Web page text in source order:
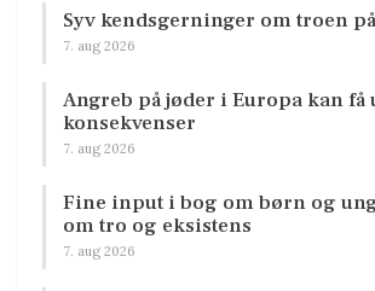
Syv kendsgerninger om troen på
7. aug 2026
Angreb på jøder i Europa kan
konsekvenser
7. aug 2026
Fine input i bog om børn og
om tro og eksistens
7. aug 2026